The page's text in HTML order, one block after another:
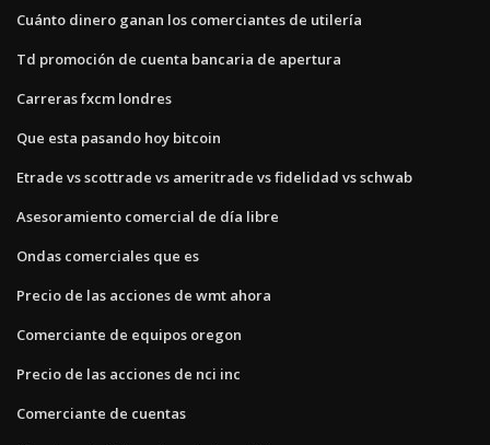
Cuánto dinero ganan los comerciantes de utilería
Td promoción de cuenta bancaria de apertura
Carreras fxcm londres
Que esta pasando hoy bitcoin
Etrade vs scottrade vs ameritrade vs fidelidad vs schwab
Asesoramiento comercial de día libre
Ondas comerciales que es
Precio de las acciones de wmt ahora
Comerciante de equipos oregon
Precio de las acciones de nci inc
Comerciante de cuentas